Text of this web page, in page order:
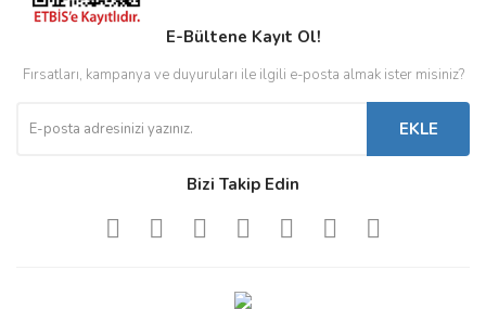
E-Bültene Kayıt Ol!
Fırsatları, kampanya ve duyuruları ile ilgili e-posta almak ister misiniz?
EKLE
Bizi Takip Edin